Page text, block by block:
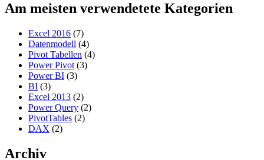
Am meisten verwendetete Kategorien
Excel 2016 (7)
Datenmodell (4)
Pivot Tabellen (4)
Power Pivot (3)
Power BI (3)
BI (3)
Excel 2013 (2)
Power Query (2)
PivotTables (2)
DAX (2)
Archiv